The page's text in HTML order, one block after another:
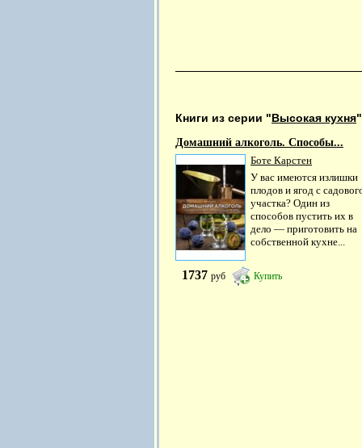
Книги из серии "Высокая кухня"
Домашний алкоголь. Способы...
Боте Карстен
У вас имеются излишки
плодов и ягод с
участка? Один из
способов пустить их в
дело — приготовить на
собственной кухне...
1737 руб Купить